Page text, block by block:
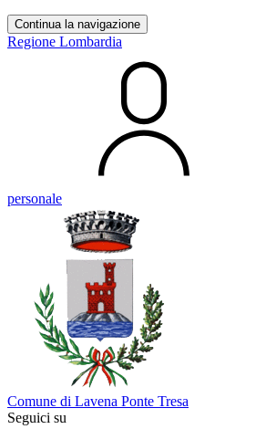
Continua la navigazione
Regione Lombardia
personale
Comune di Lavena Ponte Tresa
Seguici su